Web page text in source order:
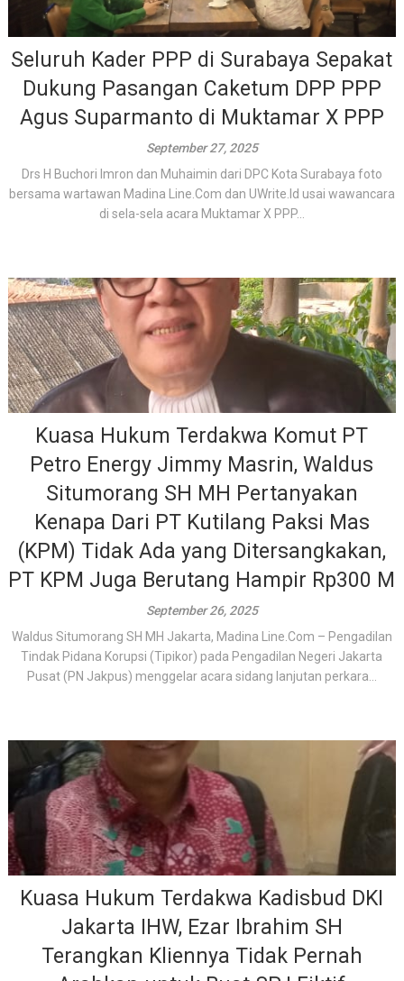
Seluruh Kader PPP di Surabaya Sepakat
Dukung Pasangan Caketum DPP PPP
Agus Suparmanto di Muktamar X PPP
September 27, 2025
Drs H Buchori Imron dan Muhaimin dari DPC Kota Surabaya foto
bersama wartawan Madina Line.Com dan UWrite.Id usai wawancara
di sela-sela acara Muktamar X PPP...
Kuasa Hukum Terdakwa Komut PT
Petro Energy Jimmy Masrin, Waldus
Situmorang SH MH Pertanyakan
Kenapa Dari PT Kutilang Paksi Mas
(KPM) Tidak Ada yang Ditersangkakan,
PT KPM Juga Berutang Hampir Rp300 M
September 26, 2025
Waldus Situmorang SH MH Jakarta, Madina Line.Com – Pengadilan
Tindak Pidana Korupsi (Tipikor) pada Pengadilan Negeri Jakarta
Pusat (PN Jakpus) menggelar acara sidang lanjutan perkara...
Kuasa Hukum Terdakwa Kadisbud DKI
Jakarta IHW, Ezar Ibrahim SH
Terangkan Kliennya Tidak Pernah